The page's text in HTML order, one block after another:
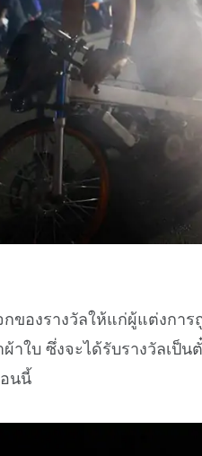
ของรางวัลให้แก่ผู้แต่งกา
าใบ ซึ่งจะได้รับรางวัลเป็
นนี้